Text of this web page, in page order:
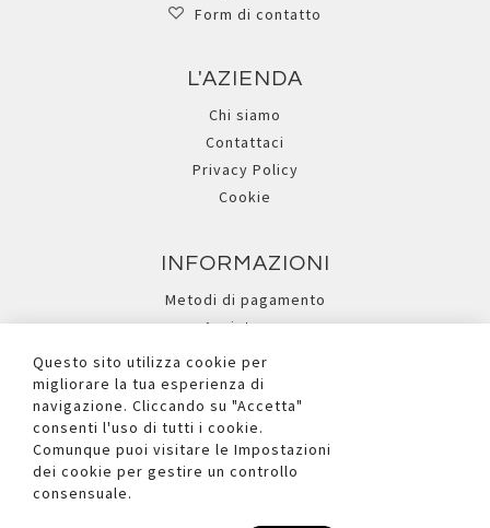
Form di contatto
L'AZIENDA
Chi siamo
Contattaci
Privacy Policy
Cookie
INFORMAZIONI
Metodi di pagamento
Assistenza
Ricerca avanzata
I NOSTRI SOCIAL
Questo sito utilizza cookie per
migliorare la tua esperienza di
navigazione. Cliccando su "Accetta"
consenti l'uso di tutti i cookie.
Comunque puoi visitare le Impostazioni
dei cookie per gestire un controllo
consensuale.